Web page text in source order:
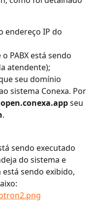
endereço IP do
PABX está sendo
atendente);
seu domínio
sistema Conexa. Por
open.conexa.app seu
.
sendo executado
do sistema e
sendo exibido,